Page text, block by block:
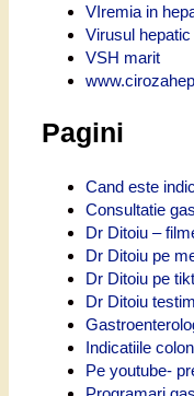
VIremia in
Virusul
VSH marit
Pagini
Cand este
Consultatie
Dr Ditoiu –
Dr Ditoiu pe
Dr Ditoiu pe
Dr Ditoiu
Indicatiile
Pe youtube-